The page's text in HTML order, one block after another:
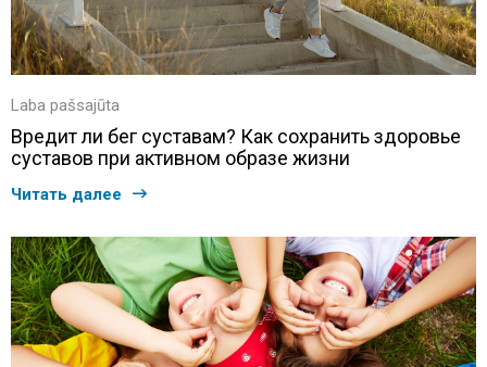
Laba pašsajūta
Вредит ли бег суставам? Как сохранить здоровье
суставов при активном образе жизни
Читать далее